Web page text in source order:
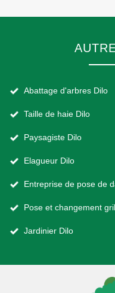
Abattage d'arbres Dilo
Taille de haie Dilo
Paysagiste Dilo
Elagueur Dilo
Entreprise de pose de
Pose et changement
Jardinier Dilo